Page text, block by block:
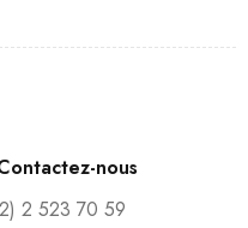
nous
2 523 70 59